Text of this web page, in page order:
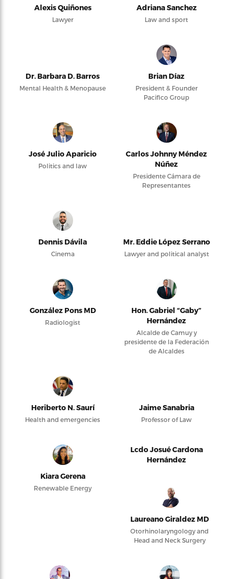
Alexis Quiñones
Lawyer
Adriana Sanchez
Law and sport
Dr. Barbara D. Barros
Mental Health & Menopause
Brian Díaz
President & Founder
Pacifico Group
José Julio Aparicio
Politics and law
Carlos Johnny Méndez
Núñez
Presidente Cámara de
Representantes
Dennis Dávila
Cinema
Mr. Eddie López Serrano
Lawyer and political analyst
González Pons MD
Radiologist
Hon. Gabriel “Gaby”
Hernández
Alcalde de Camuy y
presidente de la Federación
de Alcaldes
Heriberto N. Saurí
Health and emergencies
Jaime Sanabria
Professor of Law
Kiara Gerena
Renewable Energy
Lcdo Josué Cardona
Hernández
Laureano Giraldez MD
Otorhinolaryngology and
Head and Neck Surgery